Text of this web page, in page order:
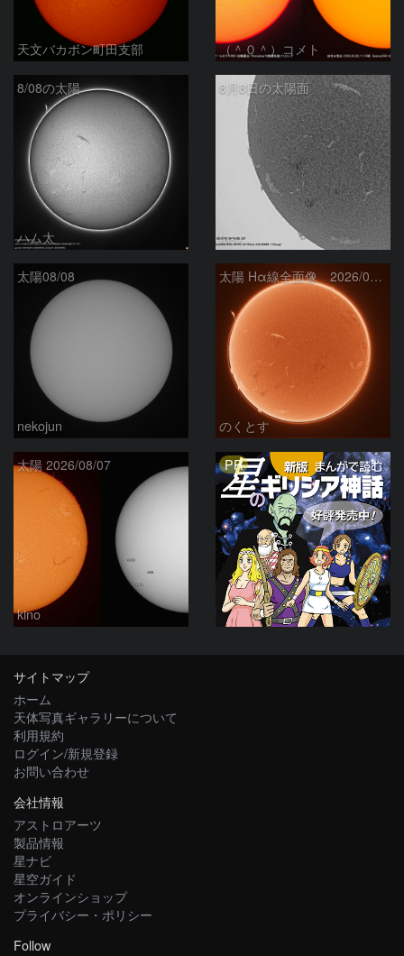
天文バカボン町田支部 （＾０＾）コメト
8/08の太陽
ハム太
8月8日の太陽面
ta-o
太陽08/08
nekojun
太陽 Hα線全面像 2026/08/08
のくとす
太陽 2026/08/07
kino
PR
サイトマップ
ホーム
天体写真ギャラリーについて
利用規約
ログイン/新規登録
お問い合わせ
会社情報
アストロアーツ
製品情報
星ナビ
星空ガイド
オンラインショップ
プライバシー・ポリシー
Follow